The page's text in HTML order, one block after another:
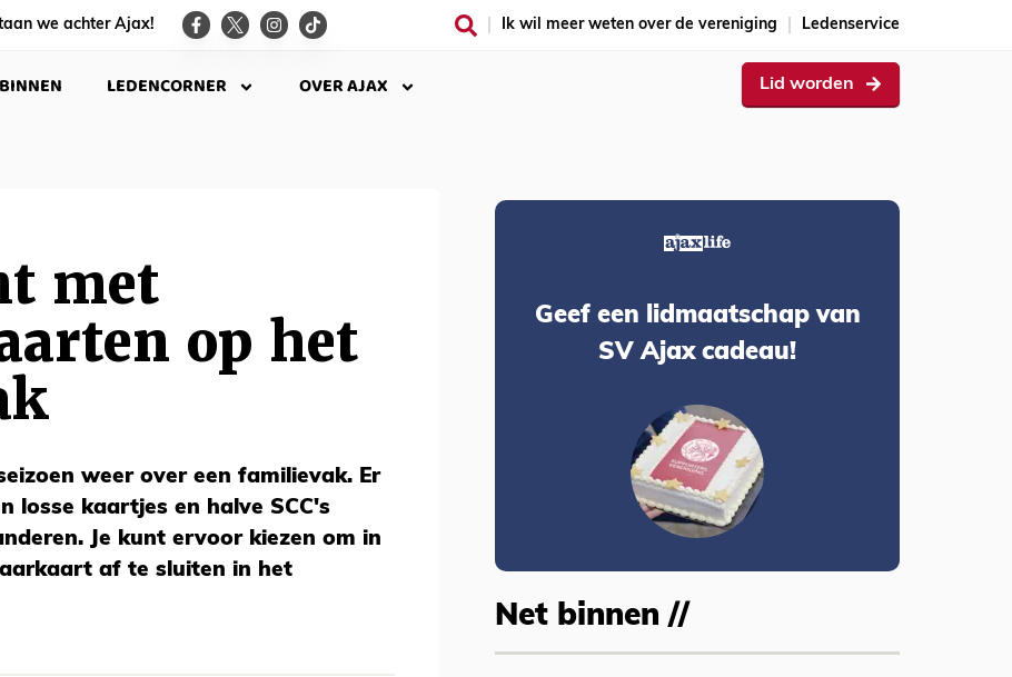
we achter Ajax! Ik wil meer weten over de vereniging Ledenservice
LEDENCORNER OVER AJAX Lid worden
met
op het
weer over een familievak. Er
losse kaartjes en halve SCC's
Je kunt ervoor kiezen om in
af te sluiten in het
Geef een lidmaatschap van
SV Ajax cadeau!
Net binnen //